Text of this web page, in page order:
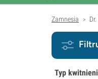
Zamnesia >
Typ